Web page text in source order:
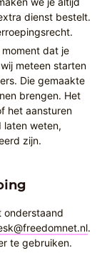
dienst bestelt.
dat je
meteen starten
Die gemaakte
brengen. Het
het aansturen
laten weten,
zijn.
onderstaand
.
te gebruiken.